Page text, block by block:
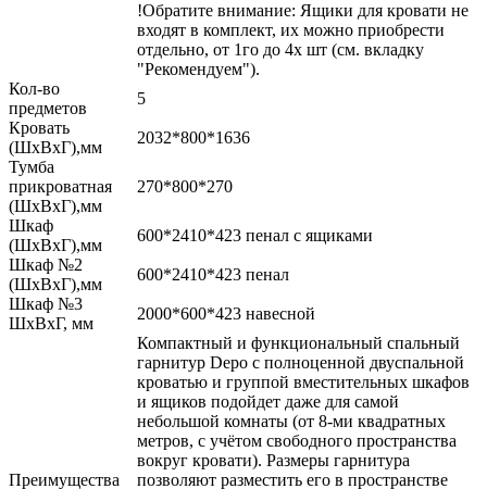
!Обратите внимание: Ящики для кровати не
входят в комплект, их можно приобрести
отдельно, от 1го до 4х шт (см. вкладку
"Рекомендуем").
Кол-во
предметов
5
Кровать
(ШхВхГ),мм
2032*800*1636
Тумба
прикроватная
(ШхВхГ),мм
270*800*270
Шкаф
(ШхВхГ),мм
600*2410*423 пенал с ящиками
Шкаф №2
(ШхВхГ),мм
600*2410*423 пенал
Шкаф №3
ШхВхГ, мм
2000*600*423 навесной
Преимущества
Компактный и функциональный спальный
гарнитур Depo с полноценной двуспальной
кроватью и группой вместительных шкафов
и ящиков подойдет даже для самой
небольшой комнаты (от 8-ми квадратных
метров, с учётом свободного пространства
вокруг кровати). Размеры гарнитура
позволяют разместить его в пространстве